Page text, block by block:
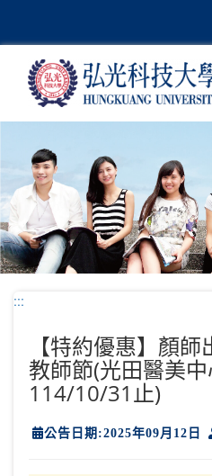
主
容
區
塊
:::
【特約優惠】顏
教師節(光田醫美
114/10/31止)
公告日期:2025年09月12日